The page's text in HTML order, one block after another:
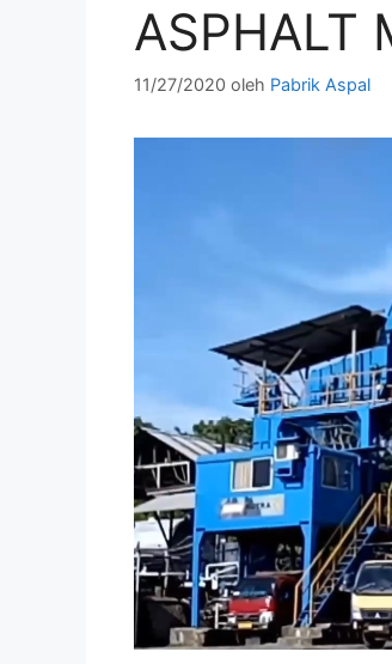
ASPHALT
11/27/2020 oleh Pabrik Aspal